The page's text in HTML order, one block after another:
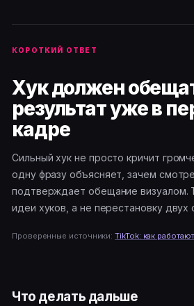
КОРОТКИЙ ОТВЕТ
Хук должен
результат уже в
кадре
Сильный хук не просто кричит
одну фразу объясняет, зачем
подтверждает обещание визуалом.
идеи хуков, а не перестановку двух
Проверенные источники:TikTok: как
Что делать дальше